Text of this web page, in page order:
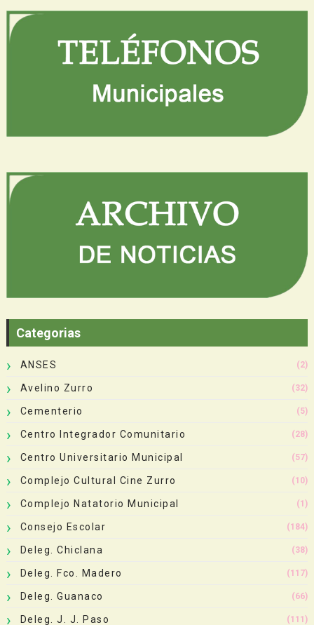
Categorias
ANSES (2)
Avelino Zurro (32)
Cementerio (5)
Centro Integrador Comunitario (28)
Centro Universitario Municipal (57)
Complejo Cultural Cine Zurro (10)
Complejo Natatorio Municipal (1)
Consejo Escolar (184)
Deleg. Chiclana (38)
Deleg. Fco. Madero (117)
Deleg. Guanaco (66)
Deleg. J. J. Paso (111)